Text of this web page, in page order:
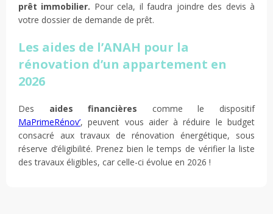
prêt immobilier. Pour cela, il faudra joindre des devis à
votre dossier de demande de prêt.
Les aides de l’ANAH pour la
rénovation d’un appartement en
2026
Des aides financières comme le dispositif
MaPrimeRénov’, peuvent vous aider à réduire le budget
consacré aux travaux de rénovation énergétique, sous
réserve d’éligibilité. Prenez bien le temps de vérifier la liste
des travaux éligibles, car celle-ci évolue en 2026 !